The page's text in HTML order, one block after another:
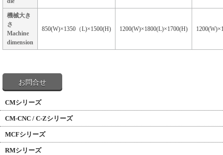
機械大き
さ
Machine
dimension
850(W)×1350（L)×1500(H) 1200(W)×1800(L)×1700(H)
お問合せ
CMシリーズ
CM-CNC / C-Zシリーズ
MCFシリーズ
RMシリーズ